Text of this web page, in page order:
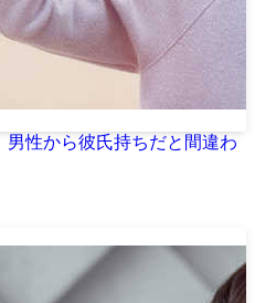
性から彼氏持ちだと間違わ